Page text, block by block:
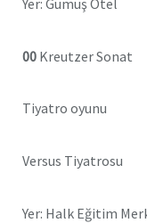
00 Kreutzer Sonat
Tiyatro oyunu
Versus Tiyatrosu
Yer: Halk Eğitim